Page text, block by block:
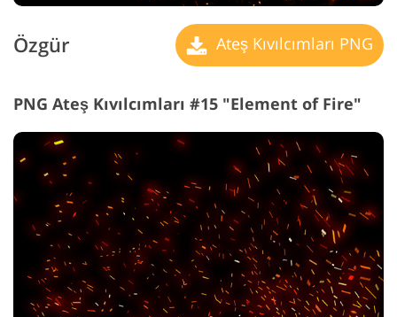
Özgür Ateş Kıvılcımları PNG
PNG Ateş Kıvılcımları #15 "Element of Fire"